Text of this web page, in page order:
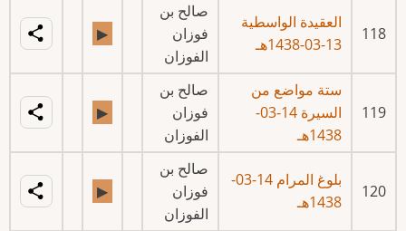
118
العقيدة الواسطية
13-03-1438هـ
صالح بن
فوزان
الفوزان
▶
119
ستة مواضع من
السيرة 14-03-
1438هـ
صالح بن
فوزان
الفوزان
▶
120
بلوغ المرام 14-03-
1438هـ
صالح بن
فوزان
الفوزان
▶